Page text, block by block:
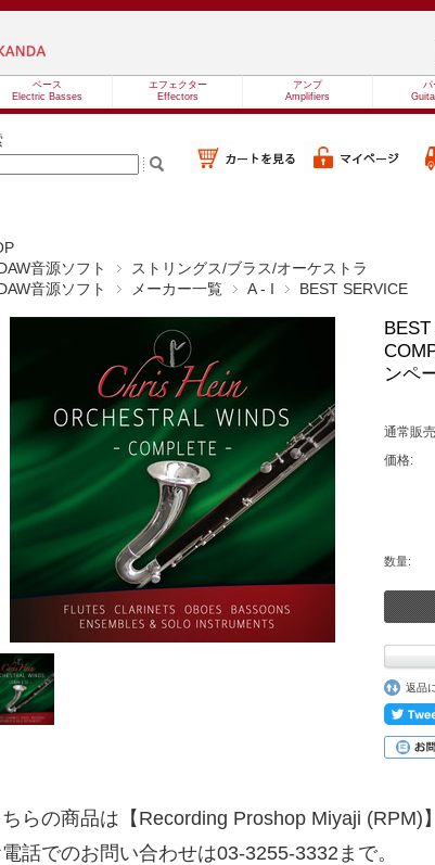
ベース
Electric Basses
エフェクター
Effectors
アンプ
Amplifiers
パ
音源ソフト
ストリングス/ブラス/オーケストラ
音源ソフト
メーカー一覧 A - I BEST SERVICE
ンペ
通常販
価格:
数量:
返品
らの商品は【Recording Proshop Miyaji (RPM)
話でのお問い合わせは03-3255-3332まで。